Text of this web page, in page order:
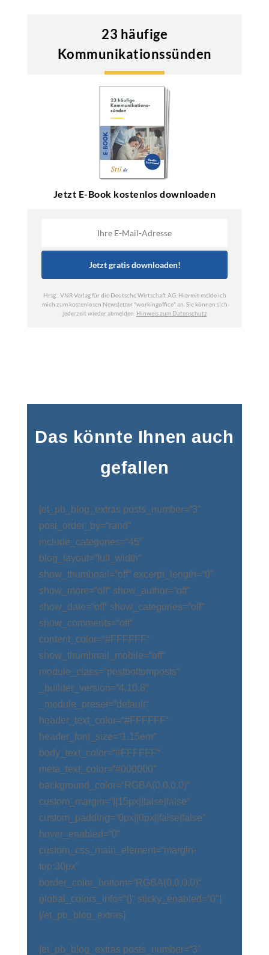
Das könnte Ihnen auch
gefallen
[et_pb_blog_extras posts_number=“3″
post_order_by=“rand“
include_categories=“45″
blog_layout=“full_width“
show_thumbnail=“off“ excerpt_length=“0″
show_more=“off“ show_author=“off“
show_date=“off“ show_categories=“off“
show_comments=“off“
content_color=“#FFFFFF“
show_thumbnail_mobile=“off“
module_class=“postbottomposts“
_builder_version=“4.10.8″
_module_preset=“default“
header_text_color=“#FFFFFF“
header_font_size=“1.15em“
body_text_color=“#FFFFFF“
meta_text_color=“#000000″
background_color=“RGBA(0,0,0,0)“
custom_margin=“||15px||false|false“
custom_padding=“0px||0px||false|false“
hover_enabled=“0″
custom_css_main_element=“margin-
top:30px“
border_color_bottom=“RGBA(0,0,0,0)“
global_colors_info=“{}“ sticky_enabled=“0″]
[/et_pb_blog_extras]
[et_pb_blog_extras posts_number=“3″